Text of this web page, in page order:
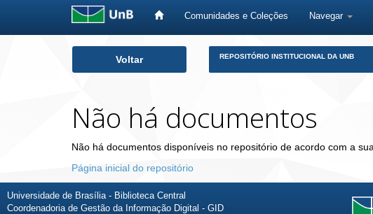
Comunidades e Coleções Navegar
Voltar REPOSITÓRIO INSTITUCIONAL DA UNB
Não há documentos
Não há documentos disponíveis no repositório de acordo com a
Página inicial do repositório
Universidade de Brasília - Biblioteca Central
Coordenadoria de Gestão da Informação Digital - GID